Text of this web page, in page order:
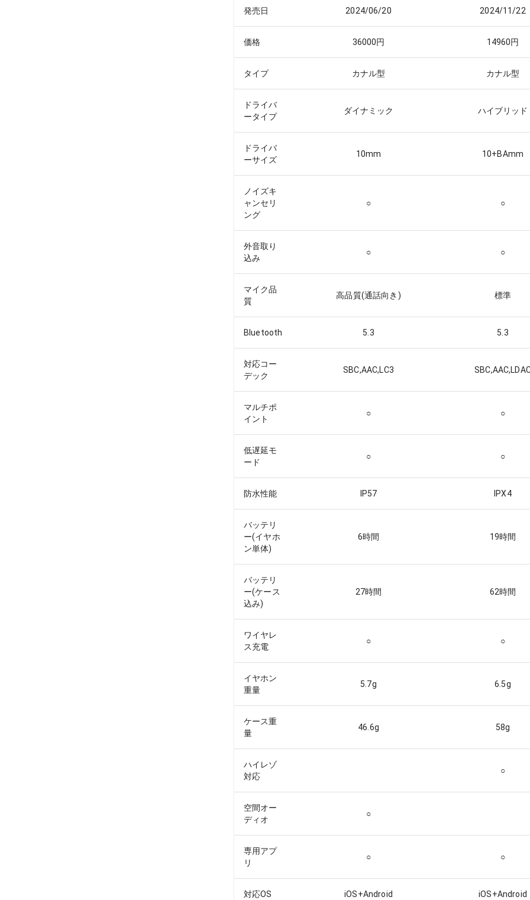
発売日 2024/06/20 2024/11/22
価格 36000円 14960円
タイプ カナル型 カナル型
ドライバ
ータイプ
ダイナミック ハイブリッド
ドライバ
ーサイズ
10mm 10+BAmm
ノイズキ
ャンセリ
ング
○ ○
外音取り
込み
○ ○
マイク品
質
高品質(通話向き) 標準
Bluetooth 5.3 5.3
対応コー
デック
SBC,AAC,LC3
マルチポ
イント
○ ○
低遅延モ
ード
○ ○
防水性能 IP57 IPX4
バッテリ
ー(イヤホ
ン単体)
6時間 19時間
バッテリ
ー(ケース
込み)
27時間 62時間
ワイヤレ
ス充電
○ ○
イヤホン
重量
5.7g 6.5g
ケース重
量
46.6g 58g
ハイレゾ
対応
○
空間オー
ディオ
○
専用アプ
リ
○ ○
対応OS iOS+Android iOS+Android